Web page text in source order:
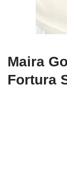
Maira
Fortura